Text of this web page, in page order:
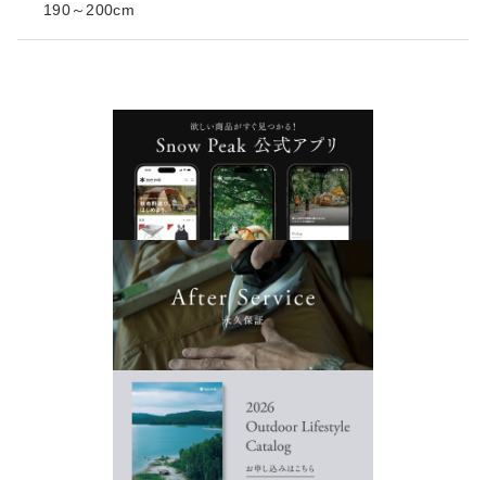
190～200cm